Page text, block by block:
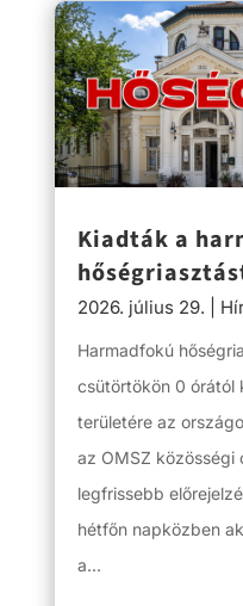
Kiadták a
2026. július 29.
Harmadfokú
csütörtökön 0 órától
területére az
az OMSZ közösségi
legfrissebb
hétfőn napközben
a...